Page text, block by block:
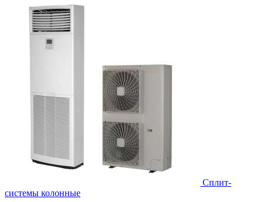
Cплит-
системы колонные